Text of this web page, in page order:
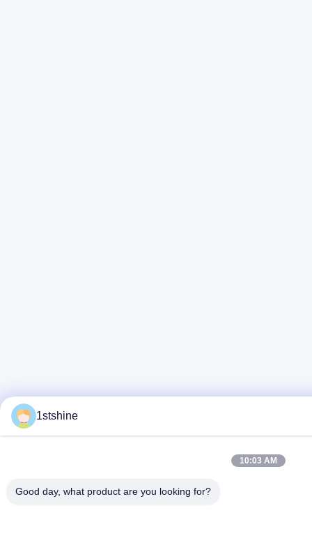
1stshine
10:03 AM
Good day, what product are you looking for?